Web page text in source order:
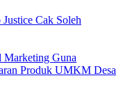
Cak Soleh
Guna
Produk UMKM Desa